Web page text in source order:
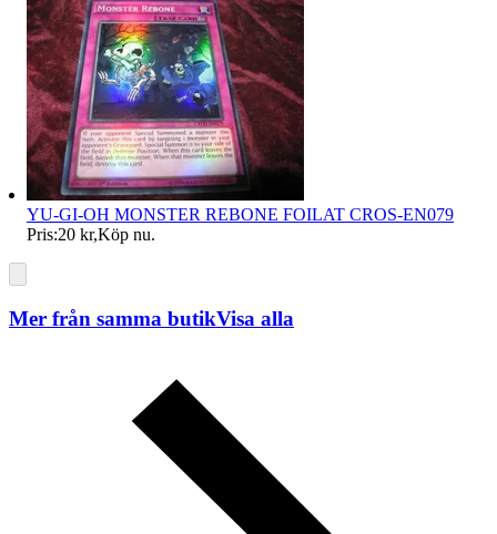
YU-GI-OH MONSTER REBONE FOILAT CROS-EN079
Pris:20 kr,Köp nu.
Mer från samma butikVisa alla